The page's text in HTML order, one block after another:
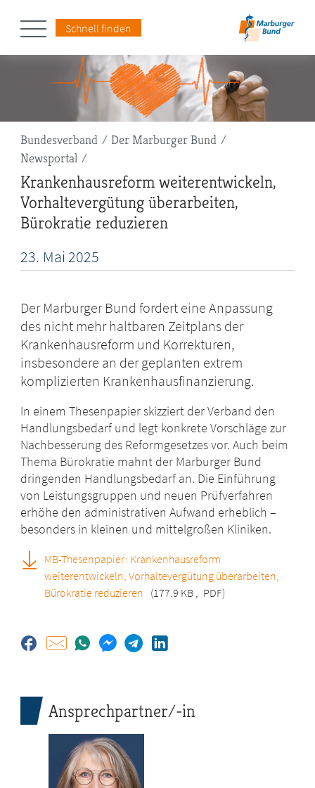
Schnell finden
Pfadnavigation
Bundesverband
Der Marburger Bund
Newsportal
Krankenhausreform weiterentwickeln,
Vorhaltevergütung überarbeiten,
Bürokratie reduzieren
23. Mai2025
Der Marburger Bund fordert eine Anpassung
des nicht mehr haltbaren Zeitplans der
Krankenhausreform und Korrekturen,
insbesondere an der geplanten extrem
komplizierten Krankenhausfinanzierung.
In einem Thesenpapier skizziert der Verband den
Handlungsbedarf und legt konkrete Vorschläge zur
Nachbesserung des Reformgesetzes vor.Auch beim
Thema Bürokratie mahnt der Marburger Bund
dringenden Handlungsbedarf an. Die Einführung
von Leistungsgruppen und neuen Prüfverfahren
erhöhe den administrativen Aufwand erheblich –
besonders in kleinen und mittelgroßen Kliniken.
MB-Thesenpapier: Krankenhausreform
weiterentwickeln, Vorhaltevergütung überarbeiten,
Bürokratie reduzieren (177.9 KB , PDF)
Ansprechpartner/-in